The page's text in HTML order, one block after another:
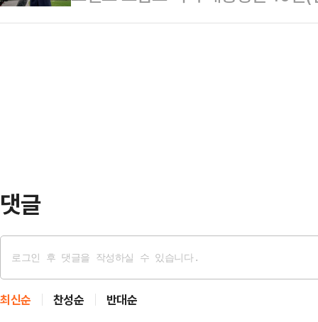
다.경찰과 소…
한 폐지와 제도화 요구에는 변함이
측이 수용불가능한 내용의 답변을
댓글
최신순 찬성순 반대순